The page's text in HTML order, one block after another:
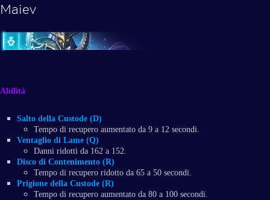
Maiev
Abilità
Salto della Custode (D)
Tempo di recupero aumentato da 9 a 12 secondi.
Ventaglio di Lame (Q)
Danni ridotti da 162 a 152.
Disco di Contenimento (R)
Tempo di recupero ridotto da 65 a 50 secondi.
Prigione della Custode (R)
Tempo di recupero aumentato da 80 a 100 secondi.